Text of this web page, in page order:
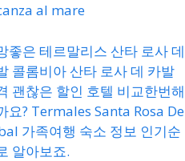
al mare
좋은 테르말리스 산타 로사 데
콜롬비아 산타 로사 데 카발
괜찮은 할인 호텔 비교한번해
요? Termales Santa Rosa De
가족여행 숙소 정보 인기순
알아보죠.